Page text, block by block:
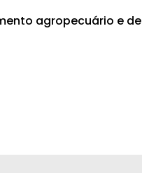
agropecuário e de